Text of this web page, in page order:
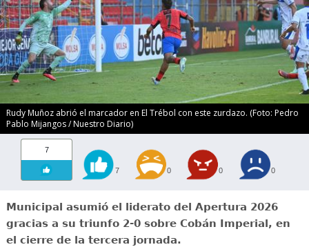
Rudy Muñoz abrió el marcador en El Trébol con este zurdazo. (Foto: Pedro
Pablo Mijangos / Nuestro Diario)
7
7 0 0 0
Municipal asumió el liderato del Apertura 2026
gracias a su triunfo 2-0 sobre Cobán Imperial, en
el cierre de la tercera jornada.